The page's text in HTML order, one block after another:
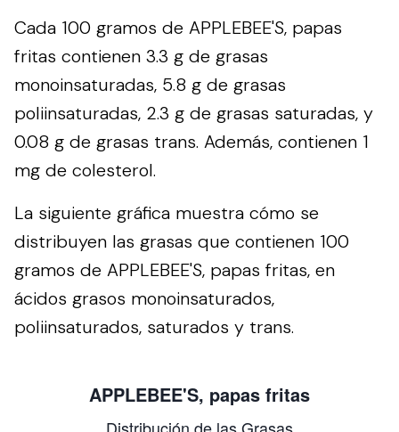
Cada 100 gramos de APPLEBEE'S, papas
fritas contienen 3.3 g de grasas
monoinsaturadas, 5.8 g de grasas
poliinsaturadas, 2.3 g de grasas saturadas, y
0.08 g de grasas trans. Además, contienen 1
mg de colesterol.
La siguiente gráfica muestra cómo se
distribuyen las grasas que contienen 100
gramos de APPLEBEE'S, papas fritas, en
ácidos grasos monoinsaturados,
poliinsaturados, saturados y trans.